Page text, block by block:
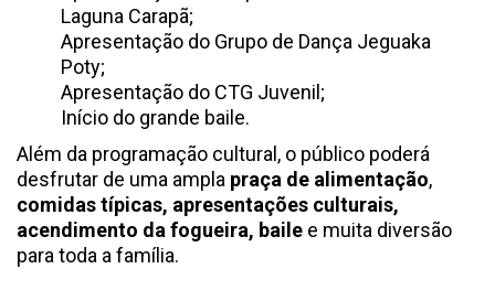
Laguna Carapã;
Apresentação do Grupo de Dança Jeguaka
Poty;
Apresentação do CTG Juvenil;
Início do grande baile.
Além da programação cultural, o público poderá
desfrutar de uma ampla praça de alimentação,
comidas típicas, apresentações culturais,
acendimento da fogueira, baile e muita diversão
para toda a família.